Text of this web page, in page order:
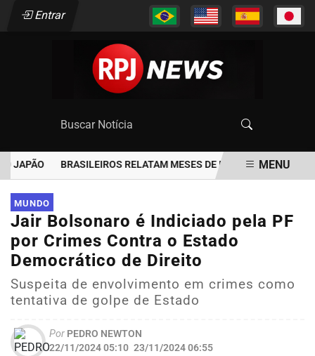
Entrar
JAPÃO BRASILEIROS RELATAM MESES DE ESPERA POR
EM ALTA
MENU
MUNDO
Jair Bolsonaro é Indiciado pela PF
por Crimes Contra o Estado
Democrático de Direito
Suspeita de envolvimento em crimes como
tentativa de golpe de Estado
Por PEDRO NEWTON
22/11/2024 05:10 23/11/2024 06:55